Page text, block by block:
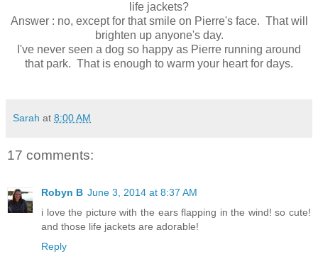
life jackets?
Answer : no, except for that smile on Pierre's face. That will
brighten up anyone's day.
I've never seen a dog so happy as Pierre running around
that park. That is enough to warm your heart for days.
Sarah at 8:00 AM
17 comments:
Robyn B June 3, 2014 at 8:37 AM
i love the picture with the ears flapping in the wind! so cute!
and those life jackets are adorable!
Reply